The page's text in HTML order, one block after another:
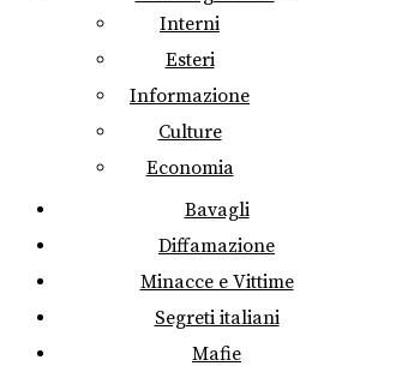
Interni
Esteri
Informazione
Culture
Economia
Bavagli
Diffamazione
Minacce e Vittime
Segreti italiani
Mafie